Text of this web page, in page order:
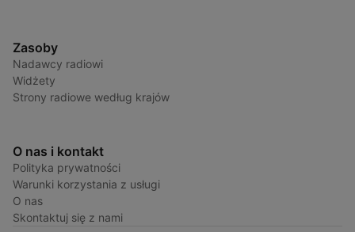
Zasoby
Nadawcy radiowi
Widżety
Strony radiowe według krajów
O nas i kontakt
Polityka prywatności
Warunki korzystania z usługi
O nas
Skontaktuj się z nami